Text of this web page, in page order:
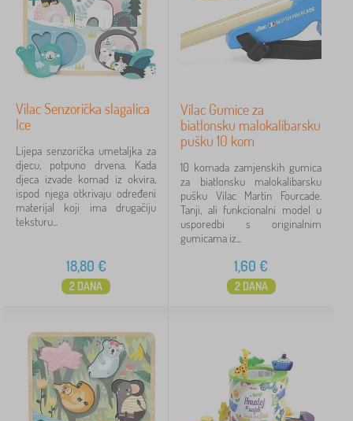
Vilac Senzorička slagalica
Ice
Lijepa senzorička umetaljka za
djecu, potpuno drvena. Kada
djeca izvade komad iz okvira,
ispod njega otkrivaju određeni
materijal koji ima drugačiju
teksturu...
18,80 €
2 DANA
Vilac Gumice za
biatlonsku malokalibarsku
pušku 10 kom
10 komada zamjenskih gumica
za biatlonsku malokalibarsku
pušku Vilac Martin Fourcade.
Tanji, ali funkcionalni model u
usporedbi s originalnim
gumicama iz...
1,60 €
2 DANA